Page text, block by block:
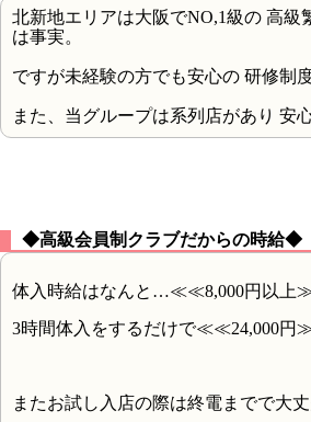
北新地エリアは大阪でNO,1級の 高級
は事実。
ですが未経験の方でも安心の 研修制
また、当グループは系列店があり 安
◆高級会員制クラブだからの時給◆
体入時給はなんと…≪≪8,000円以
3時間体入をするだけで≪≪24,000円
またお試し入店の際は終電までで大